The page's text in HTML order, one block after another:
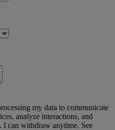
my data to communicate
analyze interactions, and
I can withdraw anytime. See